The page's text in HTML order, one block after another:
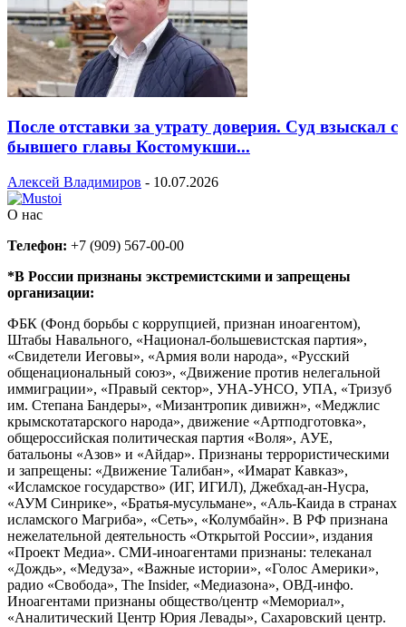
После отставки за утрату доверия. Суд взыскал с
бывшего главы Костомукши...
Алексей Владимиров - 10.07.2026
О нас
Телефон: +7 (909) 567-00-00
*В России признаны экстремистскими и запрещены
организации:
ФБК (Фонд борьбы с коррупцией, признан иноагентом),
Штабы Навального, «Национал-большевистская партия»,
«Свидетели Иеговы», «Армия воли народа», «Русский
общенациональный союз», «Движение против нелегальной
иммиграции», «Правый сектор», УНА-УНСО, УПА, «Тризуб
им. Степана Бандеры», «Мизантропик дивижн», «Меджлис
крымскотатарского народа», движение «Артподготовка»,
общероссийская политическая партия «Воля», АУЕ,
батальоны «Азов» и «Айдар». Признаны террористическими
и запрещены: «Движение Талибан», «Имарат Кавказ»,
«Исламское государство» (ИГ, ИГИЛ), Джебхад-ан-Нусра,
«АУМ Синрике», «Братья-мусульмане», «Аль-Каида в странах
исламского Магриба», «Сеть», «Колумбайн». В РФ признана
нежелательной деятельность «Открытой России», издания
«Проект Медиа». СМИ-иноагентами признаны: телеканал
«Дождь», «Медуза», «Важные истории», «Голос Америки»,
радио «Свобода», The Insider, «Медиазона», ОВД-инфо.
Иноагентами признаны общество/центр «Мемориал»,
«Аналитический Центр Юрия Левады», Сахаровский центр.